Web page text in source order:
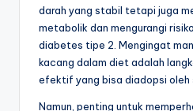
darah yang stabil tetapi juga
metabolik dan mengurangi
diabetes tipe 2. Mengingat
kacang dalam diet adalah
efektif yang bisa diadopsi oleh
Namun, penting untuk